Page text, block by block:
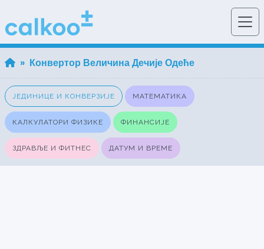
» Конвертор Величина Дечије Одеће
ЈЕДИНИЦЕ И КОНВЕРЗИЈЕ МАТЕМАТИКА
КАЛКУЛАТОРИ ФИЗИКЕ ФИНАНСИЈЕ
ЗДРАВЉЕ И ФИТНЕС ДАТУМ И ВРЕМЕ